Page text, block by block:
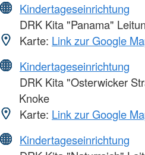
Kindertageseinrichtung
DRK Kita "Panama"
Karte: Link zur Google
Kindertageseinrichtung
DRK Kita "Osterwicker
Knoke
Karte: Link zur Google
Kindertageseinrichtung